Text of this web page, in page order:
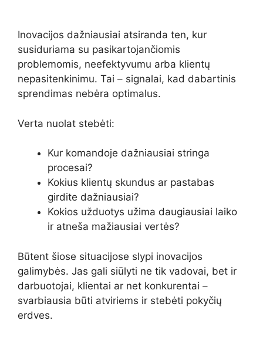
Inovacijos dažniausiai atsiranda ten, kur
susiduriama su pasikartojančiomis
problemomis, neefektyvumu arba klientų
nepasitenkinimu. Tai – signalai, kad dabartinis
sprendimas nebėra optimalus.
Verta nuolat stebėti:
Kur komandoje dažniausiai stringa
procesai?
Kokius klientų skundus ar pastabas
girdite dažniausiai?
Kokios užduotys užima daugiausiai laiko
ir atneša mažiausiai vertės?
Būtent šiose situacijose slypi inovacijos
galimybės. Jas gali siūlyti ne tik vadovai, bet ir
darbuotojai, klientai ar net konkurentai –
svarbiausia būti atviriems ir stebėti pokyčių
erdves.